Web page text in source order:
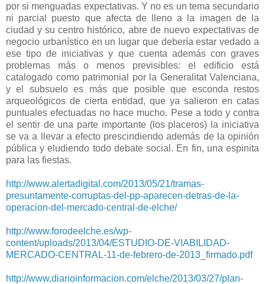
por si menguadas expectativas. Y no es un tema secundario
ni parcial puesto que afecta de lleno a la imagen de la
ciudad y su centro histórico, abre de nuevo expectativas de
negocio urbanístico en un lugar que debería estar vedado a
ese tipo de iniciativas y que cuenta además con graves
problemas más o menos previsibles: el edificio está
catalogado como patrimonial por la Generalitat Valenciana,
y el subsuelo es más que posible que esconda restos
arqueológicos de cierta entidad, que ya salieron en catas
puntuales efectuadas no hace mucho. Pese a todo y contra
el sentir de una parte importante (los placeros) la iniciativa
se va a llevar a efecto prescindiendo además de la opinión
pública y eludiendo todo debate social. En fin, una espinita
para las fiestas.
http://www.alertadigital.com/2013/05/21/tramas-
presuntamente-corruptas-del-pp-aparecen-detras-de-la-
operacion-del-mercado-central-de-elche/
http://www.forodeelche.es/wp-
content/uploads/2013/04/ESTUDIO-DE-VIABILIDAD-
MERCADO-CENTRAL-11-de-febrero-de-2013_firmado.pdf
http://www.diarioinformacion.com/elche/2013/03/27/plan-